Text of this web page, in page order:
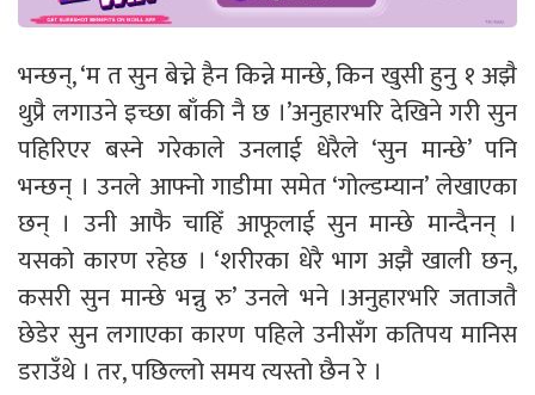
भन्छन्, ‘म त सुन बेच्ने हैन किन्ने मान्छे, किन खुसी हुनु १ अझै
थुप्रै लगाउने इच्छा बाँकी नै छ ।’अनुहारभरि देखिने गरी सुन
पहिरिएर बस्ने गरेकाले उनलाई धेरैले ‘सुन मान्छे’ पनि
भन्छन् । उनले आफ्नो गाडीमा समेत ‘गोल्डम्यान’ लेखाएका
छन् । उनी आफै चाहिँ आफूलाई सुन मान्छे मान्दैनन् ।
यसको कारण रहेछ । ‘शरीरका धेरै भाग अझै खाली छन्,
कसरी सुन मान्छे भन्नु रु’ उनले भने ।अनुहारभरि जताजतै
छेडेर सुन लगाएका कारण पहिले उनीसँग कतिपय मानिस
डराउँथे । तर, पछिल्लो समय त्यस्तो छैन रे ।